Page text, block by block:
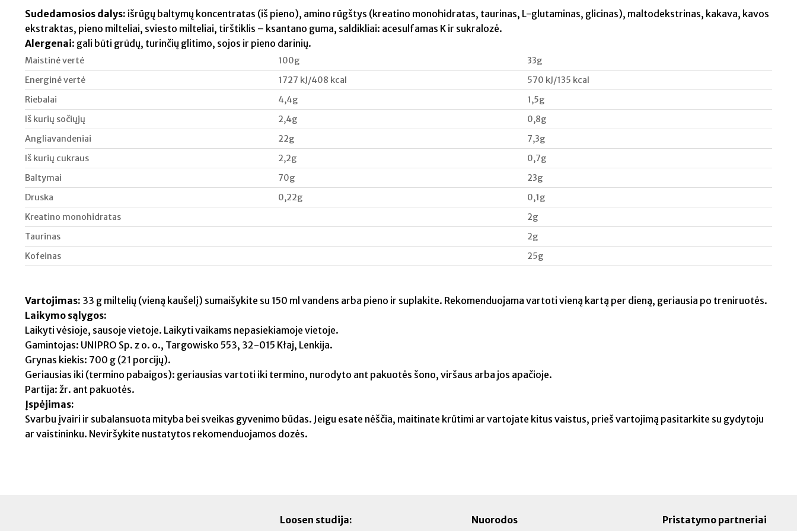
Sudedamosios dalys: išrūgų baltymų koncentratas (iš pieno), amino rūgštys (kreatino monohidratas, taurinas, L-glutaminas, glicinas), maltodekstrinas, kakava, kavos
ekstraktas, pieno milteliai, sviesto milteliai, tirštiklis – ksantano guma, saldikliai: acesulfamas K ir sukralozė.
Alergenai: gali būti grūdų, turinčių glitimo, sojos ir pieno darinių.
Maistinė vertė 100g
33g
Energinė vertė
1727 kJ/408 kcal
570 kJ/135 kcal
Riebalai
4,4g
1,5g
Iš kurių sočiųjų
2,4g
0,8g
Angliavandeniai
22g
7,3g
Iš kurių cukraus
2,2g
0,7g
Baltymai
70g
23g
Druska
0,22g
0,1g
Kreatino monohidratas
2g
Taurinas
2g
Kofeinas
25g
Vartojimas: 33 g miltelių (vieną kaušelį) sumaišykite su 150 ml vandens arba pieno ir suplakite. Rekomenduojama vartoti vieną kartą per dieną, geriausia po treniruotės.
Laikymo sąlygos:
Laikyti vėsioje, sausoje vietoje. Laikyti vaikams nepasiekiamoje vietoje.
Gamintojas: UNIPRO Sp. z o. o., Targowisko 553, 32-015 Kłaj, Lenkija.
Grynas kiekis: 700 g (21 porcijų).
Geriausias iki (termino pabaigos): geriausias vartoti iki termino, nurodyto ant pakuotės šono, viršaus arba jos apačioje.
Partija: žr. ant pakuotės.
Įspėjimas:
Svarbu įvairi ir subalansuota mityba bei sveikas gyvenimo būdas. Jeigu esate nėščia, maitinate krūtimi ar vartojate kitus vaistus, prieš vartojimą pasitarkite su gydytoju
ar vaistininku. Neviršykite nustatytos rekomenduojamos dozės.
Loosen studija: Nuorodos Pristatymo partneriai